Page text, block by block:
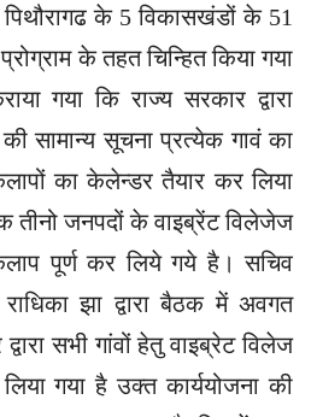
पिथौरागढ के 5 विकासखंडों के 51
के तहत चिन्हित किया गया
गया कि राज्य सरकार द्वारा
सामान्य सूचना प्रत्येक गावं का
का केलेन्डर तैयार कर लिया
तीनो जनपदों के वाइब्रेंट विलेजेज
पूर्ण कर लिये गये है। सचिव
राधिका झा द्वारा बैठक में अवगत
सभी गांवों हेतु वाइब्रेट विलेज
गया है उक्त कार्ययोजना की